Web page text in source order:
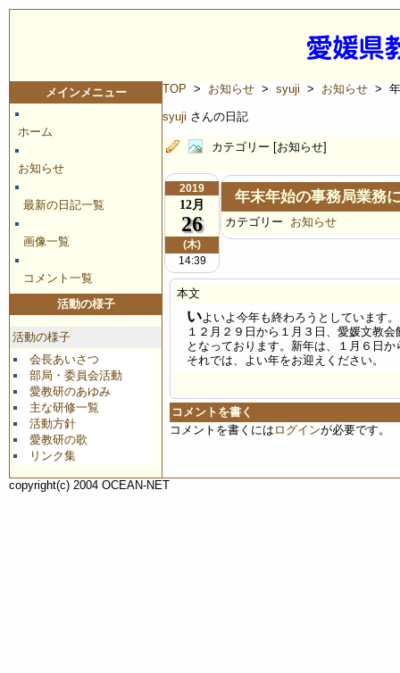
メインメニュー
ホーム
お知らせ
最新の日記一覧
画像一覧
コメント一覧
活動の様子
活動の様子
会長あいさつ
部局・委員会活動
愛教研のあゆみ
主な研修一覧
活動方針
愛教研の歌
リンク集
TOP > お知らせ > syuji > お知らせ > 年
syuji さんの日記
カテゴリー [お知らせ]
2019
12月
26
(木)
14:39
年末年始の事務局業務
カテゴリー お知らせ
本文
いよいよ今年も終わろうとしています。
１２月２９日から１月３日、愛媛文教
となっております。新年は、１月６日
それでは、よい年をお迎えください。
コメントを書く
コメントを書くには ログインが必要です。
copyright(c) 2004 OCEAN-NET